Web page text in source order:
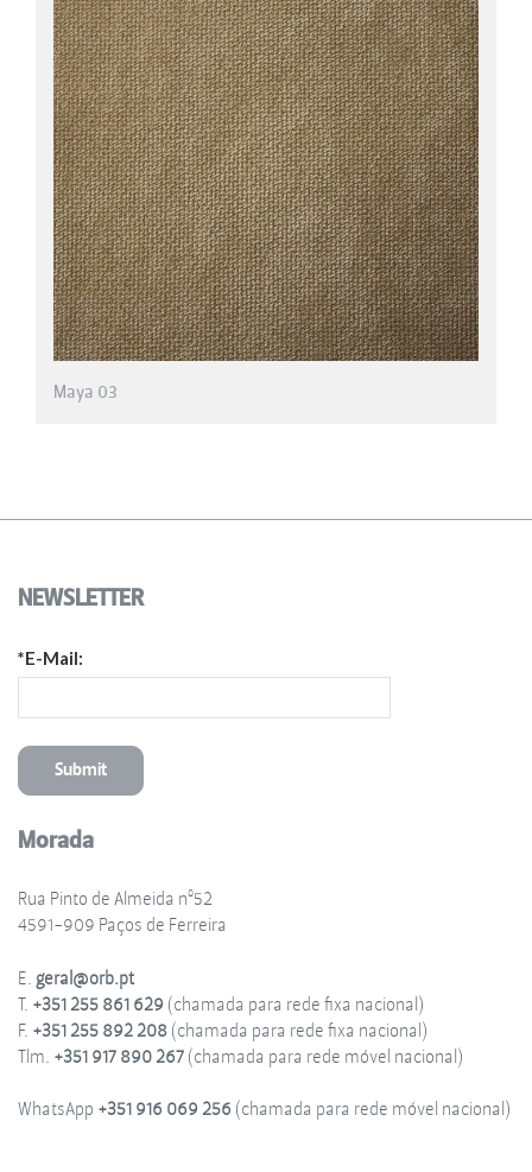
NEWSLETTER
*E-Mail:
Morada
Rua Pinto de Almeida nº52
4591-909 Paços de Ferreira
E. geral@orb.pt
T. +351 255 861 629 (chamada para rede fixa nacional)
F. +351 255 892 208(chamada para rede fixa nacional)
Tlm. +351 917 890 267(chamada para rede móvel nacional)
WhatsApp +351 916 069 256 (chamada para rede móvel nacional)